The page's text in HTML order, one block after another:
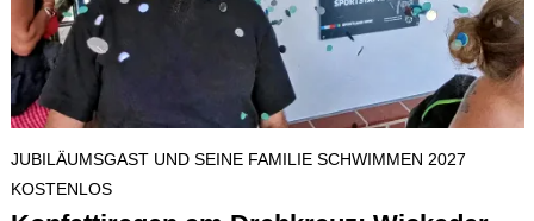
JUBILÄUMSGAST UND SEINE FAMILIE SCHWIMMEN 2027
KOSTENLOS